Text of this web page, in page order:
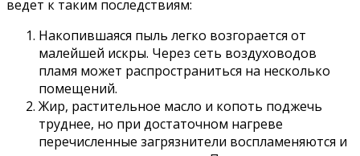
ведет к таким последствиям:
Накопившаяся пыль легко возгорается от
малейшей искры. Через сеть воздуховодов
пламя может распространиться на несколько
помещений.
Жир, растительное масло и копоть поджечь
труднее, но при достаточном нагреве
перечисленные загрязнители воспламеняются и